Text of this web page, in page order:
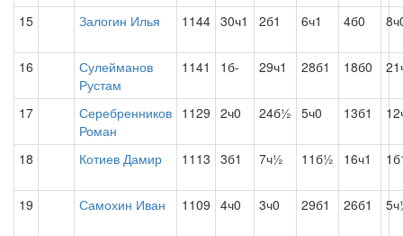
15 Залогин Илья 1144 30ч1 2б1 6ч1 4б0
16
Сулейманов
Рустам
1141 1б- 29ч1 28б1 18б0
17
Серебренников
Роман
1129 2ч0 24б½ 5ч0 13б1
18 Котиев Дамир 1113 3б1 7ч½ 11б½ 16ч1
19 Самохин Иван 1109 4ч0 3ч0 29б1 26б1